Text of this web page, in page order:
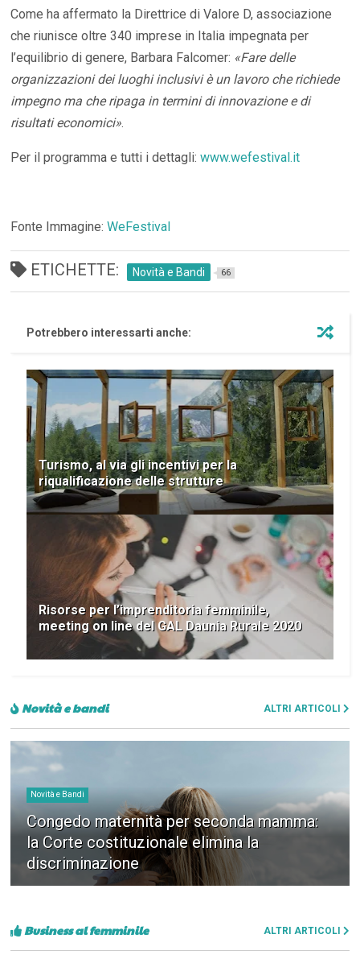
Come ha affermato la Direttrice di Valore D, associazione
che riunisce oltre 340 imprese in Italia impegnata per
l’equilibrio di genere, Barbara Falcomer: «Fare delle
organizzazioni dei luoghi inclusivi è un lavoro che richiede
impegno ma che ripaga in termini di innovazione e di
risultati economici».
Per il programma e tutti i dettagli:www.wefestival.it
Fonte Immagine:WeFestival
ETICHETTE: Novità e Bandi 66
Potrebbero interessarti anche:
Turismo, al via gli incentivi per la
riqualificazione delle strutture
Risorse per l’imprenditoria femminile,
meeting on line del GAL Daunia Rurale 2020
Novità e bandi ALTRI ARTICOLI
Novità e Bandi
Congedo maternità per seconda mamma:
la Corte costituzionale elimina la
discriminazione
Business al femminile ALTRI ARTICOLI